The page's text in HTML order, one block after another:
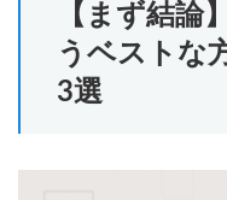
【まず結論
うベストな
3選